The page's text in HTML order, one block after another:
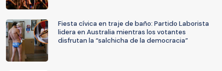
Fiesta cívica en traje de baño: Partido Laborista
lidera en Australia mientras los votantes
disfrutan la “salchicha de la democracia”